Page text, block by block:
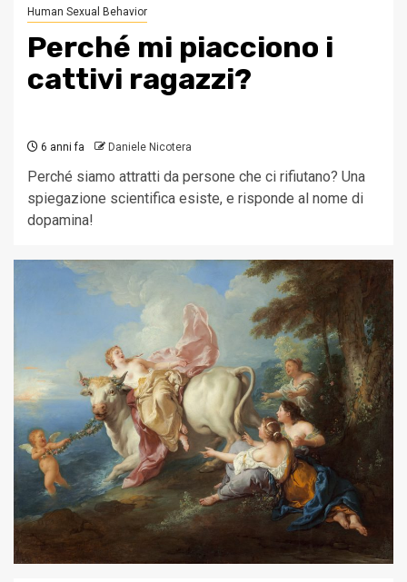
Human Sexual Behavior
Perché mi piacciono i
cattivi ragazzi?
6 anni fa Daniele Nicotera
Perché siamo attratti da persone che ci rifiutano? Una
spiegazione scientifica esiste, e risponde al nome di
dopamina!